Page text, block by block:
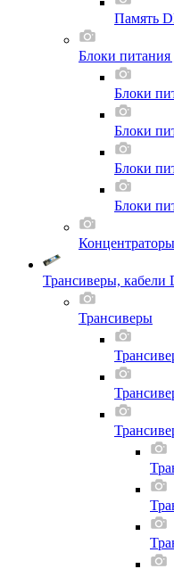
Память
Блоки питания
Блоки
Блоки
Блоки
Блоки
Трансиверы,
Трансиверы